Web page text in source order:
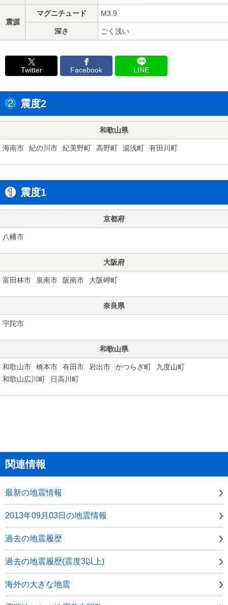
震源
マグニチュード M3.9
深さ ごく浅い
Twitter Facebook LINE
震度2
和歌山県
海南市 紀の川市 紀美野町 高野町 湯浅町 有田川町
震度1
京都府
八幡市
大阪府
富田林市 泉南市 阪南市 大阪岬町
奈良県
宇陀市
和歌山県
和歌山市 橋本市 有田市 岩出市 かつらぎ町
九度山町
和歌山広川町
日高川町
関連情報
最新の地震情報
2013年09月03日の地震情報
過去の地震履歴
過去の地震履歴(震度3以上)
海外の大きな地震